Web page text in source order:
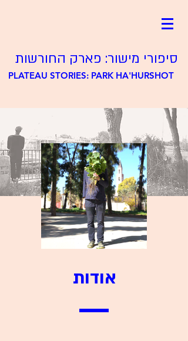
סיפורי מישור: פארק החורשות
PLATEAU STORIES: PARK HA'HURSHOT
אודות